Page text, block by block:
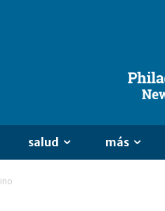
salud más